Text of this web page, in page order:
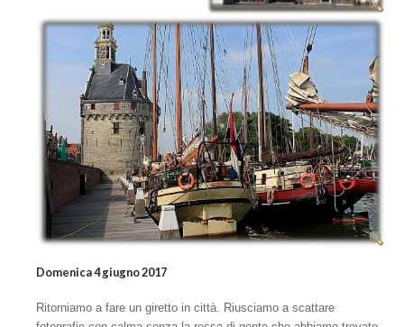
Domenica 4 giugno 2017
Ritorniamo a fare un giretto in città. Riusciamo a scattare